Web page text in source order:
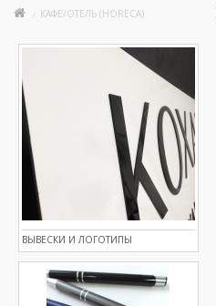
КАФЕ/ОТЕЛЬ (HORECA)
ВЫВЕСКИ И ЛОГОТИПЫ